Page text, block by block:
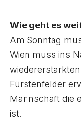
Wie geht es
Am Sonntag
Wien muss ins
Fürstenfelder
Mannschaft die
ist.